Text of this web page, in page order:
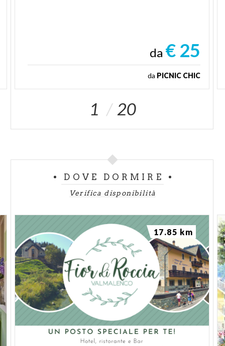
da € 25
da PICNIC CHIC
1 20
DOVE DORMIRE
Verifica disponibilità
17.85 km